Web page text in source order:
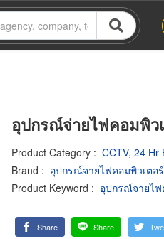
อุปกรณ์จ่ายไฟคอมพิว
Product Category : CCTV, 24 Hr
Brand : อุปกรณ์จายไฟคอมพิวเตอร์
Product Keyword : อุปกรณ์จายไฟ
Share Share